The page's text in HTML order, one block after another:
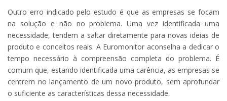
Outro erro indicado pelo estudo é que as empresas se focam
na solução e não no problema. Uma vez identificada uma
necessidade, tendem a saltar diretamente para novas ideias de
produto e conceitos reais. A Euromonitor aconselha a dedicar o
tempo necessário à compreensão completa do problema. É
comum que, estando identificada uma carência, as empresas se
centrem no lançamento de um novo produto, sem aprofundar
o suficiente as características dessa necessidade.